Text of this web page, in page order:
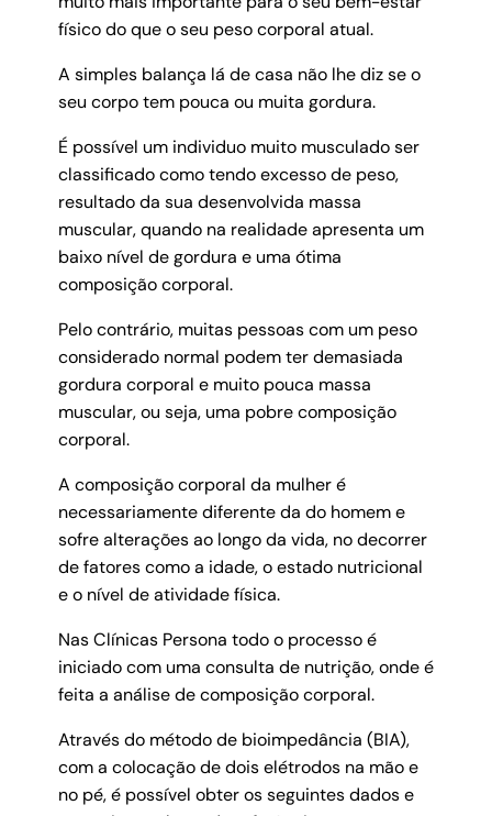
físico do que o seu peso corporal atual.
A simples balança lá de casa não lhe diz se o
seu corpo tem pouca ou muita gordura.
É possível um individuo muito musculado ser
classificado como tendo excesso de peso,
resultado da sua desenvolvida massa
muscular, quando na realidade apresenta um
baixo nível de gordura e uma ótima
composição corporal.
Pelo contrário, muitas pessoas com um peso
considerado normal podem ter demasiada
gordura corporal e muito pouca massa
muscular, ou seja, uma pobre composição
corporal.
A composição corporal da mulher é
necessariamente diferente da do homem e
sofre alterações ao longo da vida, no decorrer
de fatores como a idade, o estado nutricional
e o nível de atividade física.
Nas Clínicas Persona todo o processo é
iniciado com uma consulta de nutrição, onde é
feita a análise de composição corporal.
Através do método de bioimpedância (BIA),
com a colocação de dois elétrodos na mão e
no pé, é possível obter os seguintes dados e